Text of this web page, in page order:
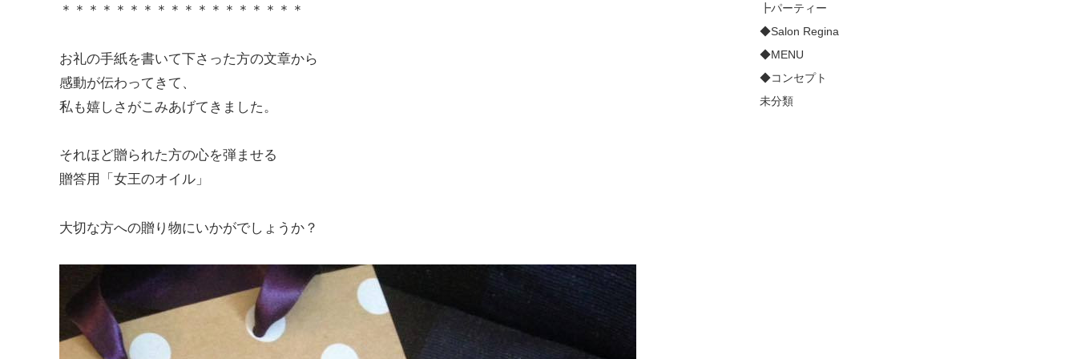
＊＊＊＊＊＊＊＊＊＊＊＊＊＊＊＊＊＊
お礼の手紙を書いて下さった方の文章から
感動が伝わってきて、
私も嬉しさがこみあげてきました。
それほど贈られた方の心を弾ませる
贈答用「女王のオイル」
大切な方への贈り物にいかがでしょうか？
┣パーティー
◆Salon Regina
◆MENU
◆コンセプト
未分類